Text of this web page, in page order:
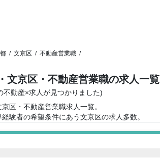
/ 文京区 / 不動産営業職 /
文京区・不動産営業職の求人一覧
不動産×求人が見つかりました)
区・不動産営業職求人一覧。
験者の希望条件にあう文京区の求人多数。